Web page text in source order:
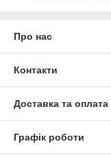
Про нас
Контакти
Доставка та оплата
Графік роботи